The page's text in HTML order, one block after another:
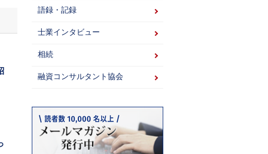
語録・記録
士業インタビュー
相続
融資コンサルタント協会